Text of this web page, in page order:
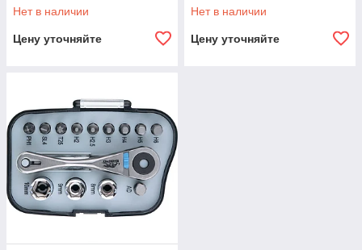
Sparta
Нет в наличии
Цену уточняйте
Нет в наличии
Цену уточняйте